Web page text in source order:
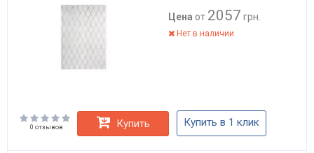
Цена от 2057 грн.
Нет в наличии
0 отзывов Купить Купить в 1 клик